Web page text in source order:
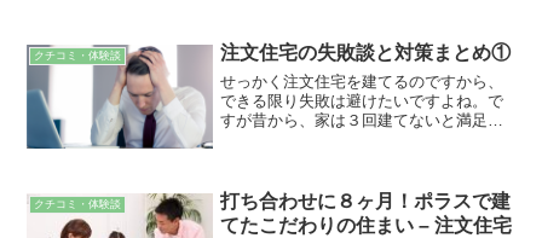
クチコミ・体験談 注文住宅の失敗談と対策まとめ①
せっかく注文住宅を建てるのですから、
できる限り失敗は避けたいですよね。で
すが昔から、家は３回建てないと満足で
から学び、ご自身の家づくりに反映させ
ることが大切です。
クチコミ・体験談
打ち合わせに８ヶ月！ポラスで建
てたこだわりの住まい – 注文住宅